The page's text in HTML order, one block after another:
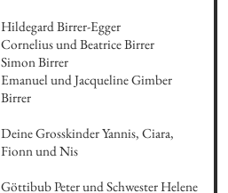
Hildegard Birrer-Egger
Cornelius und Beatrice Birrer
Simon Birrer
Emanuel und Jacqueline Gimber
Birrer
Deine Grosskinder Yannis, Ciara,
Fionn und Nis
Göttibub Peter und Schwester Helene